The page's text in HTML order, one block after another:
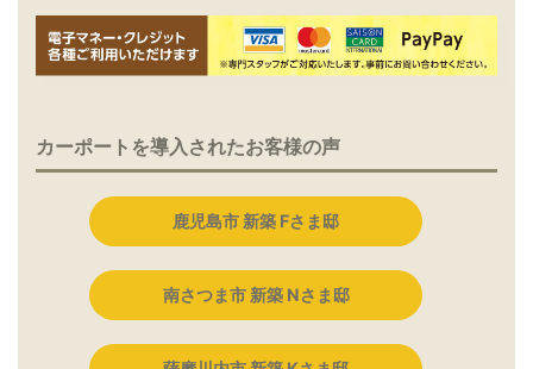
カーポートを導入されたお客様の声
鹿児島市 新築 Fさま邸
南さつま市 新築 Nさま邸